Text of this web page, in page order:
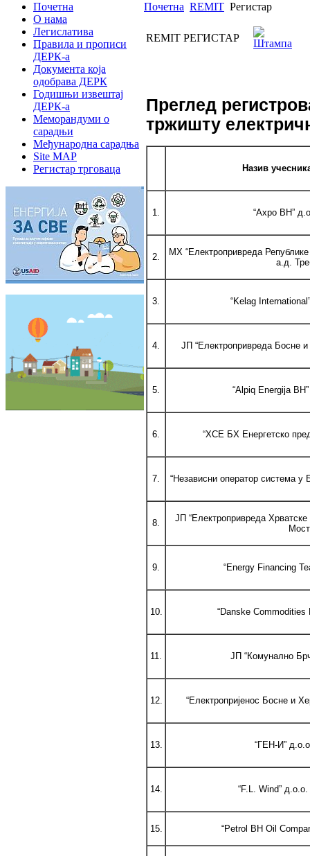
Почетна
О нама
Легислатива
Правила и прописи
ДЕРК-а
Документа која
одобрава ДЕРК
Годишњи извештај
ДЕРК-а
Меморандуми о
сарадњи
Међународна сарадња
Site MAP
Регистар трговаца
Почетна REMIT Регистар
REMIT РЕГИСТАР
Преглед
тржишту
Назив
1. “Аxpo BH”
2.
МХ “Електропривреда
а.д.
3. “Kelag
4. ЈП “Електропривреда Босне
5. “Alpiq Energija
6. “ХСЕ БХ Енергетско
7. “Независни оператор система у
8.
ЈП “Електропривреда
9. “Energy Financing
10. “Danske Commodities
11. ЈП “Комунално
12. “Електропријенос Босне и
13. “ГЕН-И”
14. “F.L. Wind”
15. “Petrol BH Oil